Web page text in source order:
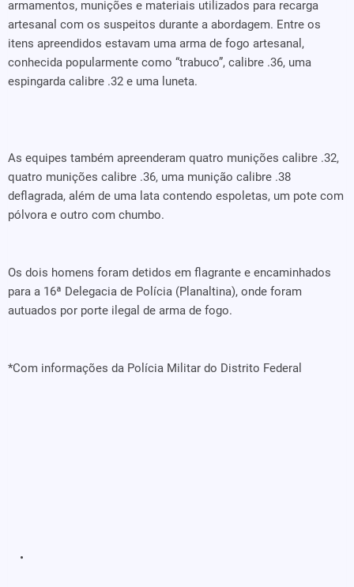
armamentos, munições e materiais utilizados para recarga
artesanal com os suspeitos durante a abordagem. Entre os
itens apreendidos estavam uma arma de fogo artesanal,
conhecida popularmente como “trabuco”, calibre .36, uma
espingarda calibre .32 e uma luneta.
As equipes também apreenderam quatro munições calibre .32,
quatro munições calibre .36, uma munição calibre .38
deflagrada, além de uma lata contendo espoletas, um pote com
pólvora e outro com chumbo.
Os dois homens foram detidos em flagrante e encaminhados
para a 16ª Delegacia de Polícia (Planaltina), onde foram
autuados por porte ilegal de arma de fogo.
*Com informações da Polícia Militar do Distrito Federal